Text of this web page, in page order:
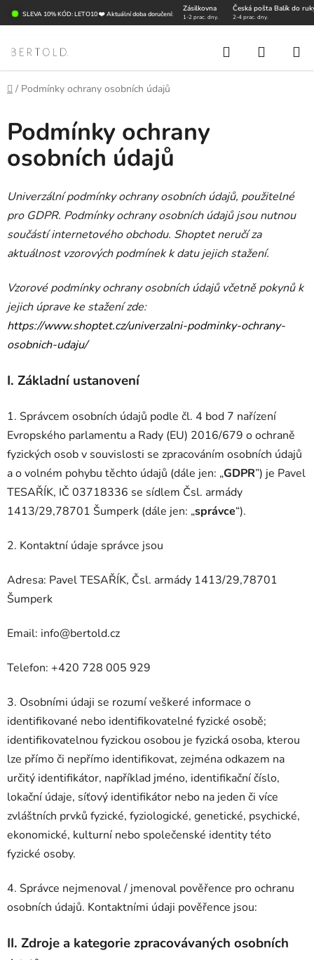
Přejít
na
SLEVA 10% KÓD: LETO10 ❤️ Aktuální doba doručení:
Zásilkovna Česká pošta Balík do
1-2 prac. dny. 2-4 prac. dny.
Hledat
KOŠÍK
Domů
/ Podmínky ochrany osobních údajů
Podmínky ochrany
osobních údajů
Univerzální podmínky ochrany osobních údajů, použitelné
pro GDPR. Podmínky ochrany osobních údajů jsou nutnou
součástí internetového obchodu. Shoptet neručí za
aktuálnost vzorových podmínek k datu jejich stažení.
Vzorové podmínky ochrany osobních údajů včetně pokynů k
jejich úprave ke stažení zde:
https://www.shoptet.cz/univerzalni-podminky-ochrany-
osobnich-udaju/
I. Základní ustanovení
1. Správcem osobních údajů podle čl. 4 bod 7 nařízení
Evropského parlamentu a Rady (EU) 2016/679 o ochraně
fyzických osob v souvislosti se zpracováním osobních údajů
a o volném pohybu těchto údajů (dále jen: „GDPR”) je Pavel
TESAŘÍK, IČ 03718336 se sídlem Čsl. armády
1413/29,78701 Šumperk (dále jen: „správce“).
2. Kontaktní údaje správce jsou
Adresa: Pavel TESAŘÍK, Čsl. armády 1413/29,78701
Šumperk
Email: info@bertold.cz
Telefon: +420 728 005 929
3. Osobními údaji se rozumí veškeré informace o
identifikované nebo identifikovatelné fyzické osobě;
identifikovatelnou fyzickou osobou je fyzická osoba, kterou
lze přímo či nepřímo identifikovat, zejména odkazem na
určitý identifikátor, například jméno, identifikační číslo,
lokační údaje, síťový identifikátor nebo na jeden či více
zvláštních prvků fyzické, fyziologické, genetické, psychické,
ekonomické, kulturní nebo společenské identity této
fyzické osoby.
4. Správce nejmenoval / jmenoval pověřence pro ochranu
osobních údajů. Kontaktními údaji pověřence jsou:
II. Zdroje a kategorie zpracovávaných osobních